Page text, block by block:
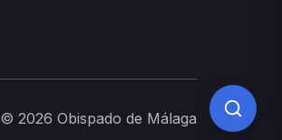
© 2026 Obispado de Málaga